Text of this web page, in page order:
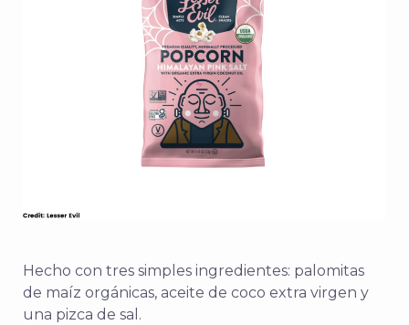
Hecho con tres simples ingredientes: palomitas
de maíz orgánicas, aceite de coco extra virgen y
una pizca de sal.